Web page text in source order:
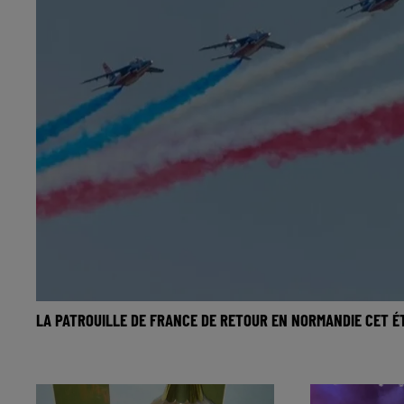
LA PATROUILLE DE FRANCE DE RETOUR EN NORMANDIE CET